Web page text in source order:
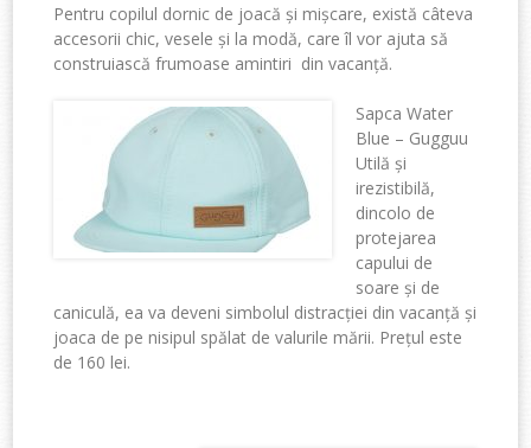
Pentru copilul dornic de joacă și mișcare, există câteva
accesorii chic, vesele și la modă, care îl vor ajuta să
construiască frumoase amintiri din vacanță.
Sapca Water
Blue – Gugguu
Utilă și
irezistibilă,
dincolo de
protejarea
capului de
soare și de
caniculă, ea va deveni simbolul distracției din vacanță și
joaca de pe nisipul spălat de valurile mării. Prețul este
de 160 lei.